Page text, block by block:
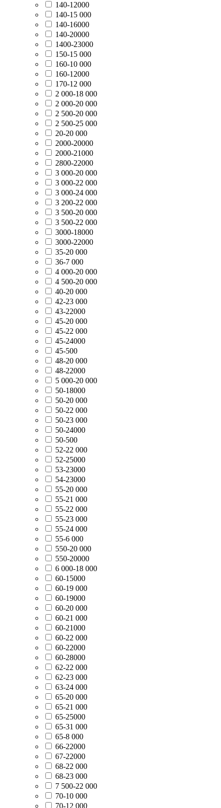
140-12000
140-15 000
140-16000
140-20000
1400-23000
150-15 000
160-10 000
160-12000
170-12 000
2 000-18 000
2 000-20 000
2 500-20 000
2 500-25 000
20-20 000
2000-20000
2000-21000
2800-22000
3 000-20 000
3 000-22 000
3 000-24 000
3 200-22 000
3 500-20 000
3 500-22 000
3000-18000
3000-22000
35-20 000
36-7 000
4 000-20 000
4 500-20 000
40-20 000
42-23 000
43-22000
45-20 000
45-22 000
45-24000
45-500
48-20 000
48-22000
5 000-20 000
50-18000
50-20 000
50-22 000
50-23 000
50-24000
50-500
52-22 000
52-25000
53-23000
54-23000
55-20 000
55-21 000
55-22 000
55-23 000
55-24 000
55-6 000
550-20 000
550-20000
6 000-18 000
60-15000
60-19 000
60-19000
60-20 000
60-21 000
60-21000
60-22 000
60-22000
60-28000
62-22 000
62-23 000
63-24 000
65-20 000
65-21 000
65-25000
65-31 000
65-8 000
66-22000
67-22000
68-22 000
68-23 000
7 500-22 000
70-10 000
70-12 000